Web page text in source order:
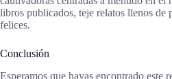
libros publicados, teje relatos llenos de
felices.
Conclusión
Esperamos que hayas encontrado este